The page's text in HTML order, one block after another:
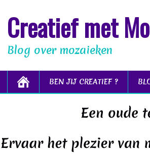
Creatief met
Blog over mozaieken
BEN JIJ CREATIEF ?